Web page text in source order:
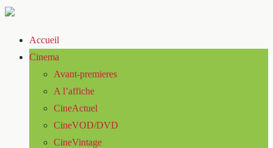
Accueil
Cinema
Avant-premieres
A l’affiche
CineActuel
CineVOD/DVD
CineVintage